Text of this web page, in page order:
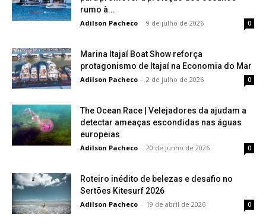
rumo à...
Adilson Pacheco - 9 de julho de 2026 0
Marina Itajaí Boat Show reforça
protagonismo de Itajaí na Economia do Mar
Adilson Pacheco - 2 de julho de 2026 0
The Ocean Race | Velejadores da ajudam a
detectar ameaças escondidas nas águas
europeias
Adilson Pacheco - 20 de junho de 2026 0
Roteiro inédito de belezas e desafio no
Sertões Kitesurf 2026
Adilson Pacheco - 19 de abril de 2026 0